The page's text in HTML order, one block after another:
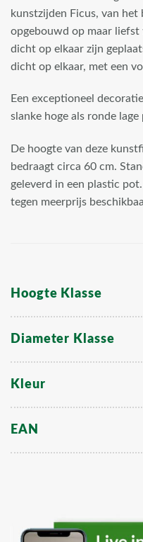
kunstzijden Ficus, van
opgebouwd op maar
dicht op elkaar zijn
dicht op elkaar, met een
Een exceptioneel
slanke hoge als ronde
De hoogte van deze
bedraagt circa 60 cm.
geleverd in een plastic
tegen meerprijs
Hoogte Klasse
Diameter Klasse
Kleur
EAN